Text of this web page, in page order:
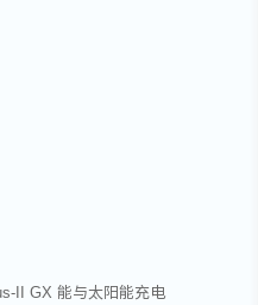
II GX 能与太阳能充电